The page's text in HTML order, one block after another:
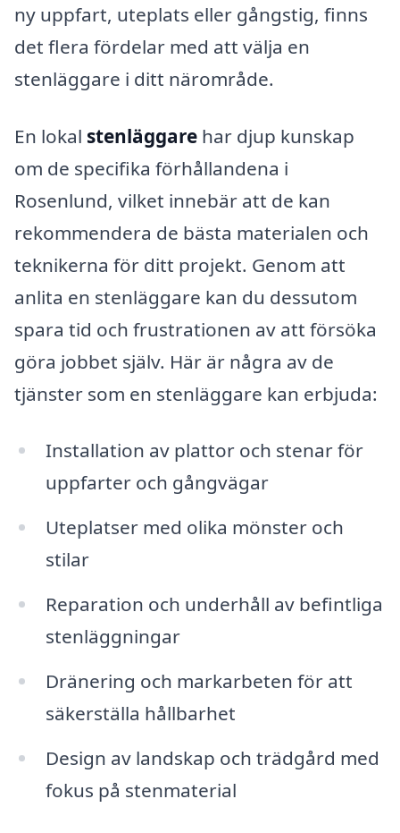
ny uppfart, uteplats eller gångstig, finns
det flera fördelar med att välja en
stenläggare i ditt närområde.
En lokal stenläggare har djup kunskap
om de specifika förhållandena i
Rosenlund, vilket innebär att de kan
rekommendera de bästa materialen och
teknikerna för ditt projekt. Genom att
anlita en stenläggare kan du dessutom
spara tid och frustrationen av att försöka
göra jobbet själv. Här är några av de
tjänster som en stenläggare kan erbjuda:
Installation av plattor och stenar för
uppfarter och gångvägar
Uteplatser med olika mönster och
stilar
Reparation och underhåll av befintliga
stenläggningar
Dränering och markarbeten för att
säkerställa hållbarhet
Design av landskap och trädgård med
fokus på stenmaterial